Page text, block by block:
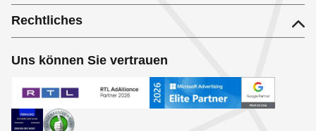
Rechtliches
Uns können Sie vertrauen